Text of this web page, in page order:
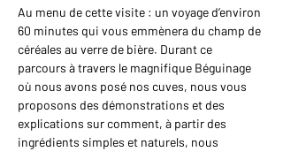
Au menu de cette visite : un voyage d’environ
60 minutes qui vous emmènera du champ de
céréales au verre de bière. Durant ce
parcours à travers le magnifique Béguinage
où nous avons posé nos cuves, nous vous
proposons des démonstrations et des
explications sur comment, à partir des
ingrédients simples et naturels, nous